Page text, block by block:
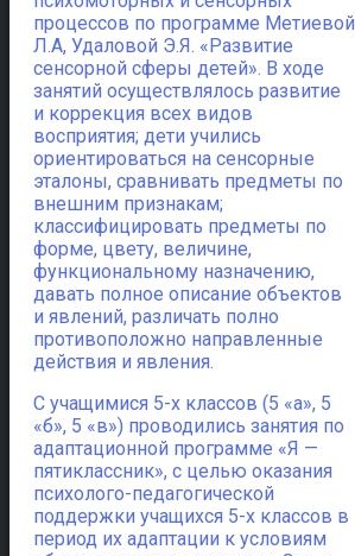
процессов по программе Метиевой
Л.А, Удаловой Э.Я. «Развитие
сенсорной сферы детей». В ходе
занятий осуществлялось развитие
и коррекция всех видов
восприятия; дети учились
ориентироваться на сенсорные
эталоны, сравнивать предметы по
внешним признакам;
классифицировать предметы по
форме, цвету, величине,
функциональному назначению,
давать полное описание объектов
и явлений, различать полно
противоположно направленные
действия и явления.
С учащимися 5-х классов (5 «а», 5
«б», 5 «в») проводились занятия по
адаптационной программе «Я —
пятиклассник», с целью оказания
психолого-педагогической
поддержки учащихся 5-х классов в
период их адаптации к условиям